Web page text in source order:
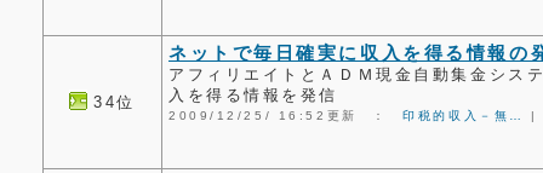
34位
ネットで毎日確実に収入を得る情報の
アフィリエイトとＡＤＭ現金自動集金シス
入を得る情報を発信
2009/12/25/ 16:52更新 ：印税的収入－無…